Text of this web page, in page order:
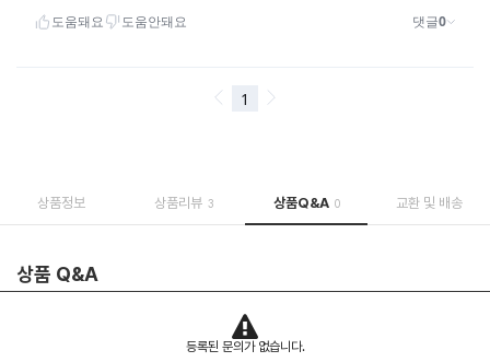
상품정보 상품리뷰 3 상품Q&A 0 교환 및 배송
상품 Q&A
등록된 문의가 없습니다.